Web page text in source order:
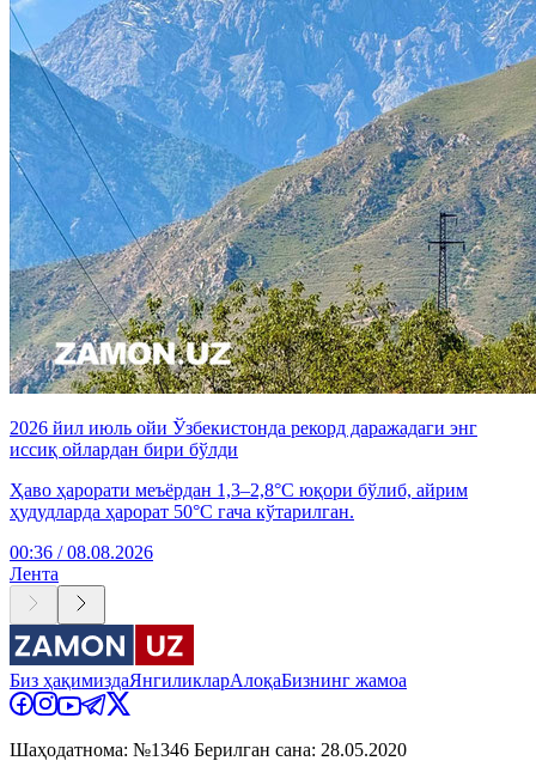
2026 йил июль ойи Ўзбекистонда рекорд даражадаги энг
иссиқ ойлардан бири бўлди
Ҳаво ҳарорати меъёрдан 1,3–2,8°C юқори бўлиб, айрим
ҳудудларда ҳарорат 50°C гача кўтарилган.
00:36 / 08.08.2026
Лента
Биз ҳақимиздаЯнгиликларАлоқаБизнинг жамоа
Шаҳодатнома: №1346 Берилган сана: 28.05.2020